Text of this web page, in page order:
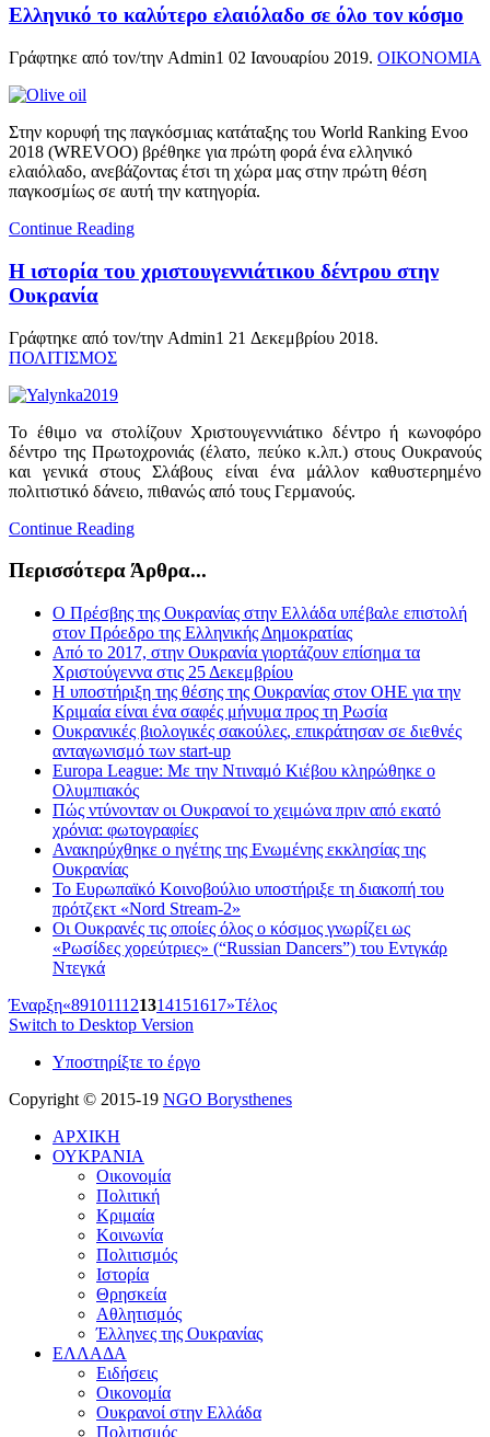
Ελληνικό το καλύτερο ελαιόλαδο σε όλο τον κόσμο
Γράφτηκε από τον/την Admin1 02 Ιανουαρίου 2019. ΟΙΚΟΝΟΜΙΑ
Στην κορυφή της παγκόσμιας κατάταξης του World Ranking Evoo
2018 (WREVOO) βρέθηκε για πρώτη φορά ένα ελληνικό
ελαιόλαδο, ανεβάζοντας έτσι τη χώρα μας στην πρώτη θέση
παγκοσμίως σε αυτή την κατηγορία.
Continue Reading
Η ιστορία του χριστουγεννιάτικου δέντρου στην
Ουκρανία
Γράφτηκε από τον/την Admin1 21 Δεκεμβρίου 2018.
ΠΟΛΙΤΙΣΜΟΣ
Το έθιμο να στολίζουν Χριστουγεννιάτικο δέντρο ή κωνοφόρο
δέντρο της Πρωτοχρονιάς (έλατο, πεύκο κ.λπ.) στους Ουκρανούς
και γενικά στους Σλάβους είναι ένα μάλλον καθυστερημένο
πολιτιστικό δάνειο, πιθανώς από τους Γερμανούς.
Continue Reading
Περισσότερα Άρθρα...
Ο Πρέσβης της Ουκρανίας στην Ελλάδα υπέβαλε επιστολή
στον Πρόεδρο της Ελληνικής Δημοκρατίας
Από το 2017, στην Ουκρανία γιορτάζουν επίσημα τα
Χριστούγεννα στις 25 Δεκεμβρίου
Η υποστήριξη της θέσης της Ουκρανίας στον ΟΗΕ για την
Κριμαία είναι ένα σαφές μήνυμα προς τη Ρωσία
Ουκρανικές βιολογικές σακούλες, επικράτησαν σε διεθνές
ανταγωνισμό των start-up
Europa League: Με την Ντιναμό Κιέβου κληρώθηκε ο
Ολυμπιακός
Πώς ντύνονταν οι Ουκρανοί το χειμώνα πριν από εκατό
χρόνια: φωτογραφίες
Ανακηρύχθηκε ο ηγέτης της Ενωμένης εκκλησίας της
Ουκρανίας
Το Ευρωπαϊκό Κοινοβούλιο υποστήριξε τη διακοπή του
πρότζεκτ «Nord Stream-2»
Οι Ουκρανές τις οποίες όλος ο κόσμος γνωρίζει ως
«Ρωσίδες χορεύτριες» (“Russian Dancers”) του Εντγκάρ
Ντεγκά
Έναρξη«891011121314151617»Τέλος
Switch to Desktop Version
Υποστηρίξτε το έργο
Copyright © 2015-19 NGO Borysthenes
ΑΡΧΙΚΗ
ΟΥΚΡΑΝΙΑ
Οικονομία
Πολιτική
Κριμαία
Κοινωνία
Πολιτισμός
Ιστορία
Θρησκεία
Αθλητισμός
Έλληνες της Ουκρανίας
ΕΛΛΑΔΑ
Ειδήσεις
Οικονομία
Ουκρανοί στην Ελλάδα
Πολιτισμός